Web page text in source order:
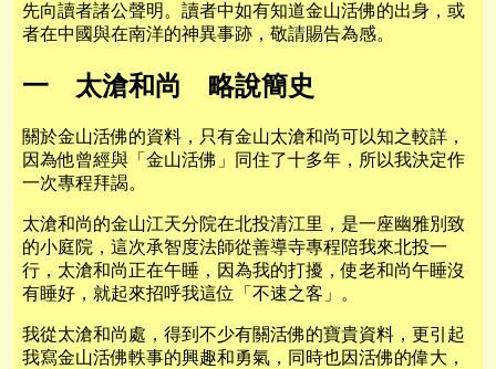
先向讀者諸公聲明。讀者中如有知道金山活佛的出身，或
者在中國與在南洋的神異事跡，敬請賜告為感。
一 太滄和尚 略說簡史
關於金山活佛的資料，只有金山太滄和尚可以知之較詳，
因為他曾經與「金山活佛」同住了十多年，所以我決定作
一次專程拜謁。
太滄和尚的金山江天分院在北投清江里，是一座幽雅別致
的小庭院，這次承智度法師從善導寺專程陪我來北投一
行，太滄和尚正在午睡，因為我的打擾，使老和尚午睡沒
有睡好，就起來招呼我這位「不速之客」。
我從太滄和尚處，得到不少有關活佛的寶貴資料，更引起
我寫金山活佛軼事的興趣和勇氣，同時也因活佛的偉大，